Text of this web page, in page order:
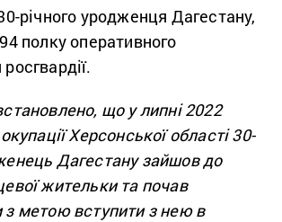
річного уродженця Дагестану,
полку оперативного
що у липні 2022
Херсонської області 30-
Дагестану зайшов до
жительки та почав
з метою вступити з нею в